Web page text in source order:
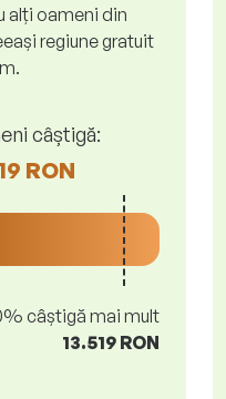
alți oameni din
regiune gratuit
câștigă:
RON
câștigă mai mult
13.519 RON